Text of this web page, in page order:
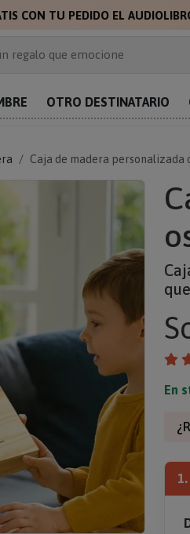
CON TU PEDIDO EL
regalo que emocione
personalizados para sorprender
OTRO DESTINATARIO
Caja de madera personalizada
En